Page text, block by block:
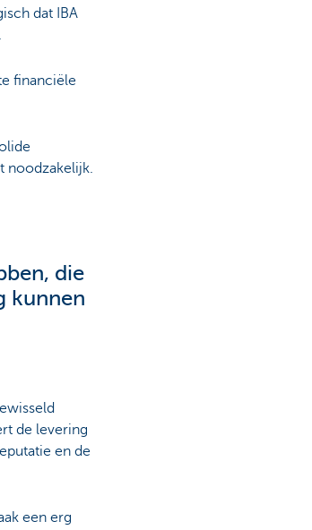
dat IBA
financiële
noodzakelijk.
die
kunnen
de levering
en de
een erg